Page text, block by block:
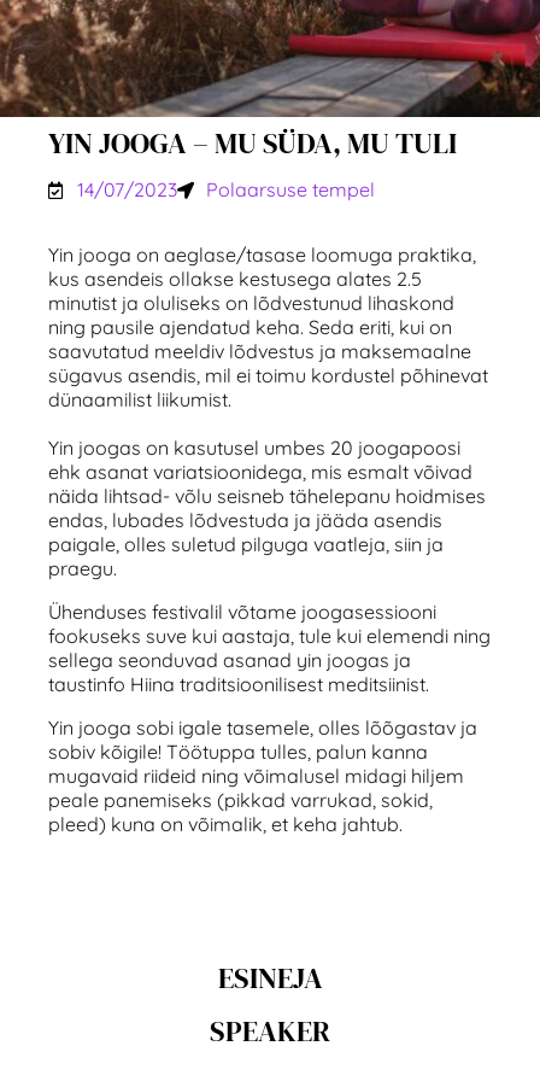
YIN JOOGA – MU SÜDA, MU TULI
14/07/2023 Polaarsuse tempel
Yin jooga on aeglase/tasase loomuga praktika,
kus asendeis ollakse kestusega alates 2.5
minutist ja oluliseks on lõdvestunud lihaskond
ning pausile ajendatud keha. Seda eriti, kui on
saavutatud meeldiv lõdvestus ja maksemaalne
sügavus asendis, mil ei toimu kordustel põhinevat
dünaamilist liikumist.
Yin joogas on kasutusel umbes 20 joogapoosi
ehk asanat variatsioonidega, mis esmalt võivad
näida lihtsad- võlu seisneb tähelepanu hoidmises
endas, lubades lõdvestuda ja jääda asendis
paigale, olles suletud pilguga vaatleja, siin ja
praegu.
Ühenduses festivalil võtame joogasessiooni
fookuseks suve kui aastaja, tule kui elemendi ning
sellega seonduvad asanad yin joogas ja
taustinfo Hiina traditsioonilisest meditsiinist.
Yin jooga sobi igale tasemele, olles lõõgastav ja
sobiv kõigile! Töötuppa tulles, palun kanna
mugavaid riideid ning võimalusel midagi hiljem
peale panemiseks (pikkad varrukad, sokid,
pleed) kuna on võimalik, et keha jahtub.
ESINEJA
SPEAKER